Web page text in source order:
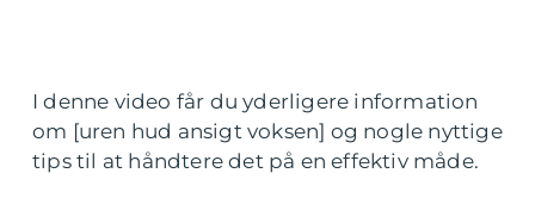
I denne video får du yderligere information
om [uren hud ansigt voksen] og nogle nyttige
tips til at håndtere det på en effektiv måde.